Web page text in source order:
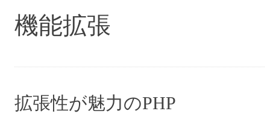
機能拡張
拡張性が魅力のPHP